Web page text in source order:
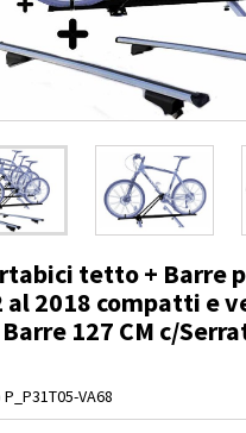
tetto + Barre
al 2018 compatti e
127 CM c/
P_P31T05-VA68